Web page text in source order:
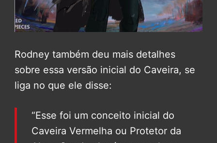
Rodney também deu mais detalhes
sobre essa versão inicial do Caveira, se
liga no que ele disse:
“Esse foi um conceito inicial do
Caveira Vermelha ou Protetor da